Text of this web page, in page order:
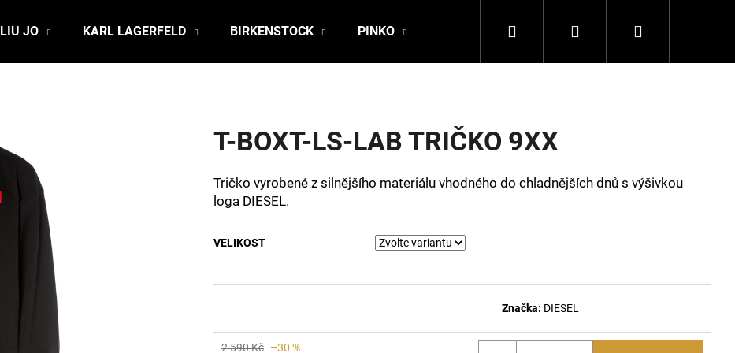
LIU JO KARL LAGERFELD BIRKENSTOCK PINKO DALE OF NORWAY LA MARTINA
Hledat PřihlášeníNákupní
T-BOXT-LS-LAB TRIČKO 9XX
Tričko vyrobené z silnějšího materiálu vhodného do chladnějších dnů s výšivkou
loga DIESEL.
VELIKOST
Značka: DIESEL
2 590 Kč –30 %
HLEDAT